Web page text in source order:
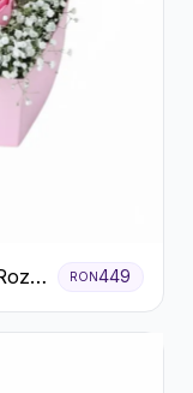
RON449